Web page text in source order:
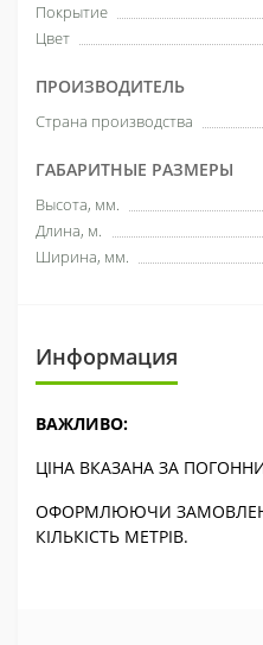
Покрытие
Цвет
ПРОИЗВОДИТЕЛЬ
Страна производства
ГАБАРИТНЫЕ РАЗМЕРЫ
Высота, мм.
Длина, м.
Ширина, мм.
Информация
ВАЖЛИВО:
ЦІНА ВКАЗАНА ЗА
ОФОРМЛЮЮЧИ
КІЛЬКІСТЬ МЕТРІВ.